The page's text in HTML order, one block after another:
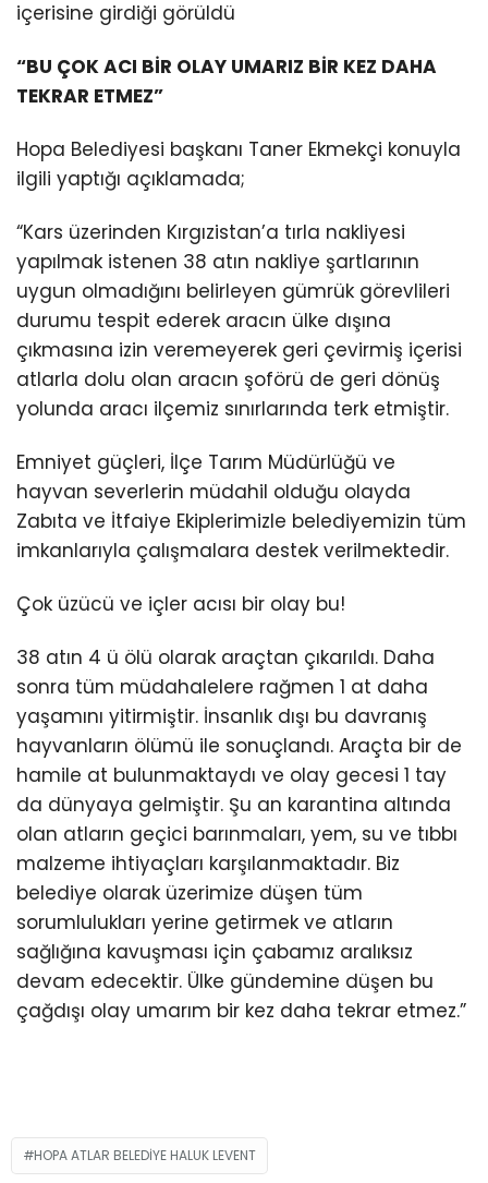
içerisine girdiği görüldü
“BU ÇOK ACI BİR OLAY UMARIZ BİR KEZ DAHA
TEKRAR ETMEZ”
Hopa Belediyesi başkanı Taner Ekmekçi konuyla
ilgili yaptığı açıklamada;
“Kars üzerinden Kırgızistan’a tırla nakliyesi
yapılmak istenen 38 atın nakliye şartlarının
uygun olmadığını belirleyen gümrük görevlileri
durumu tespit ederek aracın ülke dışına
çıkmasına izin veremeyerek geri çevirmiş içerisi
atlarla dolu olan aracın şoförü de geri dönüş
yolunda aracı ilçemiz sınırlarında terk etmiştir.
Emniyet güçleri, İlçe Tarım Müdürlüğü ve
hayvan severlerin müdahil olduğu olayda
Zabıta ve İtfaiye Ekiplerimizle belediyemizin tüm
imkanlarıyla çalışmalara destek verilmektedir.
Çok üzücü ve içler acısı bir olay bu!
38 atın 4 ü ölü olarak araçtan çıkarıldı. Daha
sonra tüm müdahalelere rağmen 1 at daha
yaşamını yitirmiştir. İnsanlık dışı bu davranış
hayvanların ölümü ile sonuçlandı. Araçta bir de
hamile at bulunmaktaydı ve olay gecesi 1 tay
da dünyaya gelmiştir. Şu an karantina altında
olan atların geçici barınmaları, yem, su ve tıbbı
malzeme ihtiyaçları karşılanmaktadır. Biz
belediye olarak üzerimize düşen tüm
sorumlulukları yerine getirmek ve atların
sağlığına kavuşması için çabamız aralıksız
devam edecektir. Ülke gündemine düşen bu
çağdışı olay umarım bir kez daha tekrar etmez.”
HOPA ATLAR BELEDIYE HALUK LEVENT